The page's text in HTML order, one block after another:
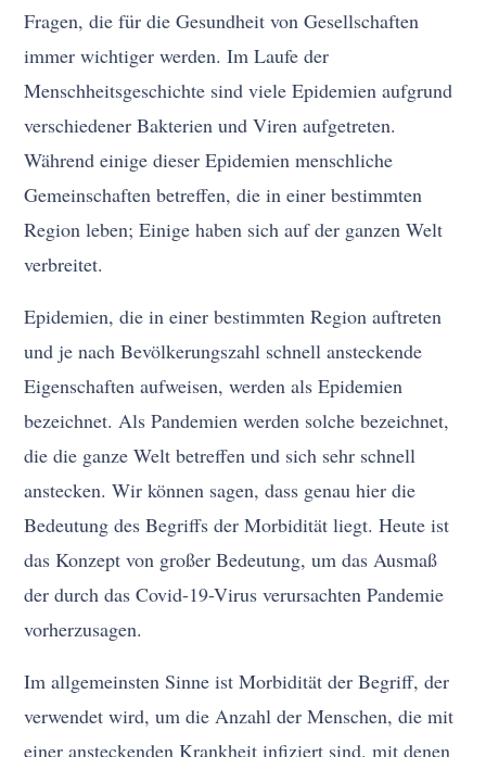
Fragen, die für die Gesundheit von Gesellschaften
immer wichtiger werden. Im Laufe der
Menschheitsgeschichte sind viele Epidemien aufgrund
verschiedener Bakterien und Viren aufgetreten.
Während einige dieser Epidemien menschliche
Gemeinschaften betreffen, die in einer bestimmten
Region leben; Einige haben sich auf der ganzen Welt
verbreitet.
Epidemien, die in einer bestimmten Region auftreten
und je nach Bevölkerungszahl schnell ansteckende
Eigenschaften aufweisen, werden als Epidemien
bezeichnet. Als Pandemien werden solche bezeichnet,
die die ganze Welt betreffen und sich sehr schnell
anstecken. Wir können sagen, dass genau hier die
Bedeutung des Begriffs der Morbidität liegt. Heute ist
das Konzept von großer Bedeutung, um das Ausmaß
der durch das Covid-19-Virus verursachten Pandemie
vorherzusagen.
Im allgemeinsten Sinne ist Morbidität der Begriff, der
verwendet wird, um die Anzahl der Menschen, die mit
einer ansteckenden Krankheit infiziert sind, mit denen